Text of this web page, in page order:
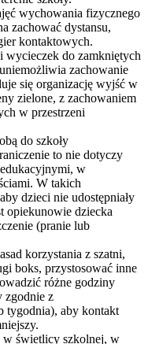
wychowania fizycznego
zachować dystansu,
kontaktowych.
do zamkniętych
zachowanie
się organizację wyjść w
zielone, z zachowaniem
w przestrzeni
do szkoły
to nie dotyczy
w
W takich
dzieci nie udostępniały
opiekunowie dziecka
(pranie lub
korzystania z szatni,
boks, przystosować inne
różne godziny
zgodnie z
tygodnia), aby kontakt
w świetlicy szkolnej, w